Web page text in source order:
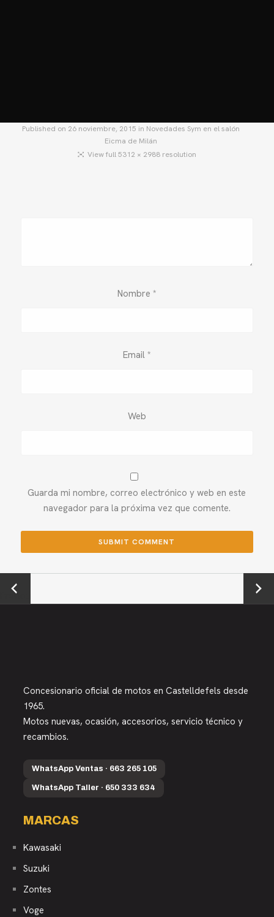
Published on 26 noviembre, 2015 in Novedades Sym en el salón
Eicma de Milán
View full 5312 × 2988 resolution
Nombre *
Email *
Web
Guarda mi nombre, correo electrónico y web en este
navegador para la próxima vez que comente.
←
Previou
Next →
Concesionario oficial de motos en Castelldefels desde
1965.
Motos nuevas, ocasión, accesorios, servicio técnico y
recambios.
WhatsApp Ventas · 663 265 105
WhatsApp Taller · 650 333 634
MARCAS
Kawasaki
Suzuki
Zontes
Voge